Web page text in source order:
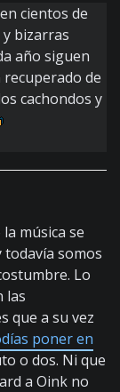
cientos de
bizarras
año siguen
de
cachondos y
música se
todavía somos
Lo
las
que a su vez
poner en
o dos. Ni que
a Oink no